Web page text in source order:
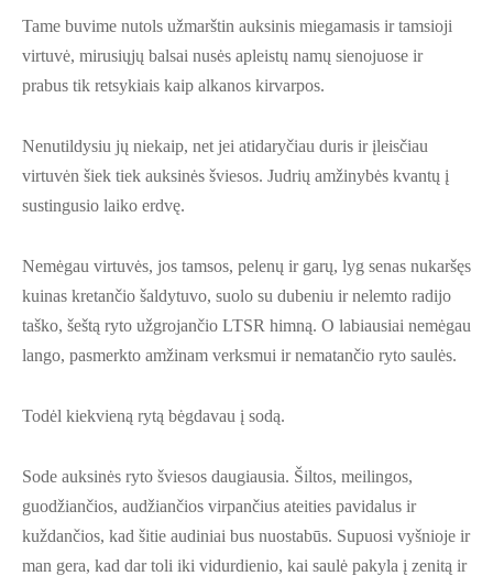
Tame buvime nutols užmarštin auksinis miegamasis ir tamsioji
virtuvė, mirusiųjų balsai nusės apleistų namų sienojuose ir
prabus tik retsykiais kaip alkanos kirvarpos.
Nenutildysiu jų niekaip, net jei atidaryčiau duris ir įleisčiau
virtuvėn šiek tiek auksinės šviesos. Judrių amžinybės kvantų į
sustingusio laiko erdvę.
Nemėgau virtuvės, jos tamsos, pelenų ir garų, lyg senas nukaršęs
kuinas kretančio šaldytuvo, suolo su dubeniu ir nelemto radijo
taško, šeštą ryto užgrojančio LTSR himną. O labiausiai nemėgau
lango, pasmerkto amžinam verksmui ir nematančio ryto saulės.
Todėl kiekvieną rytą bėgdavau į sodą.
Sode auksinės ryto šviesos daugiausia. Šiltos, meilingos,
guodžiančios, audžiančios virpančius ateities pavidalus ir
kuždančios, kad šitie audiniai bus nuostabūs. Supuosi vyšnioje ir
man gera, kad dar toli iki vidurdienio, kai saulė pakyla į zenitą ir